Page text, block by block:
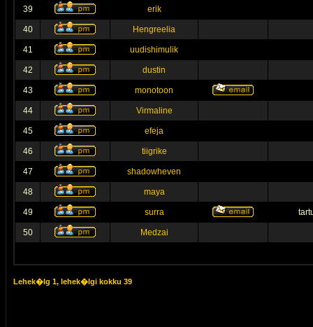
39 erik
40 Hengreelia
41 uudishimulik
42 dustin
43 monotoon
44 Virmaline
45 efeja
46 tiigrike
47 shadowheven
48 maya
49 surra
50 Medzai
Lehek�lg 1, lehek�lgi kokku 39